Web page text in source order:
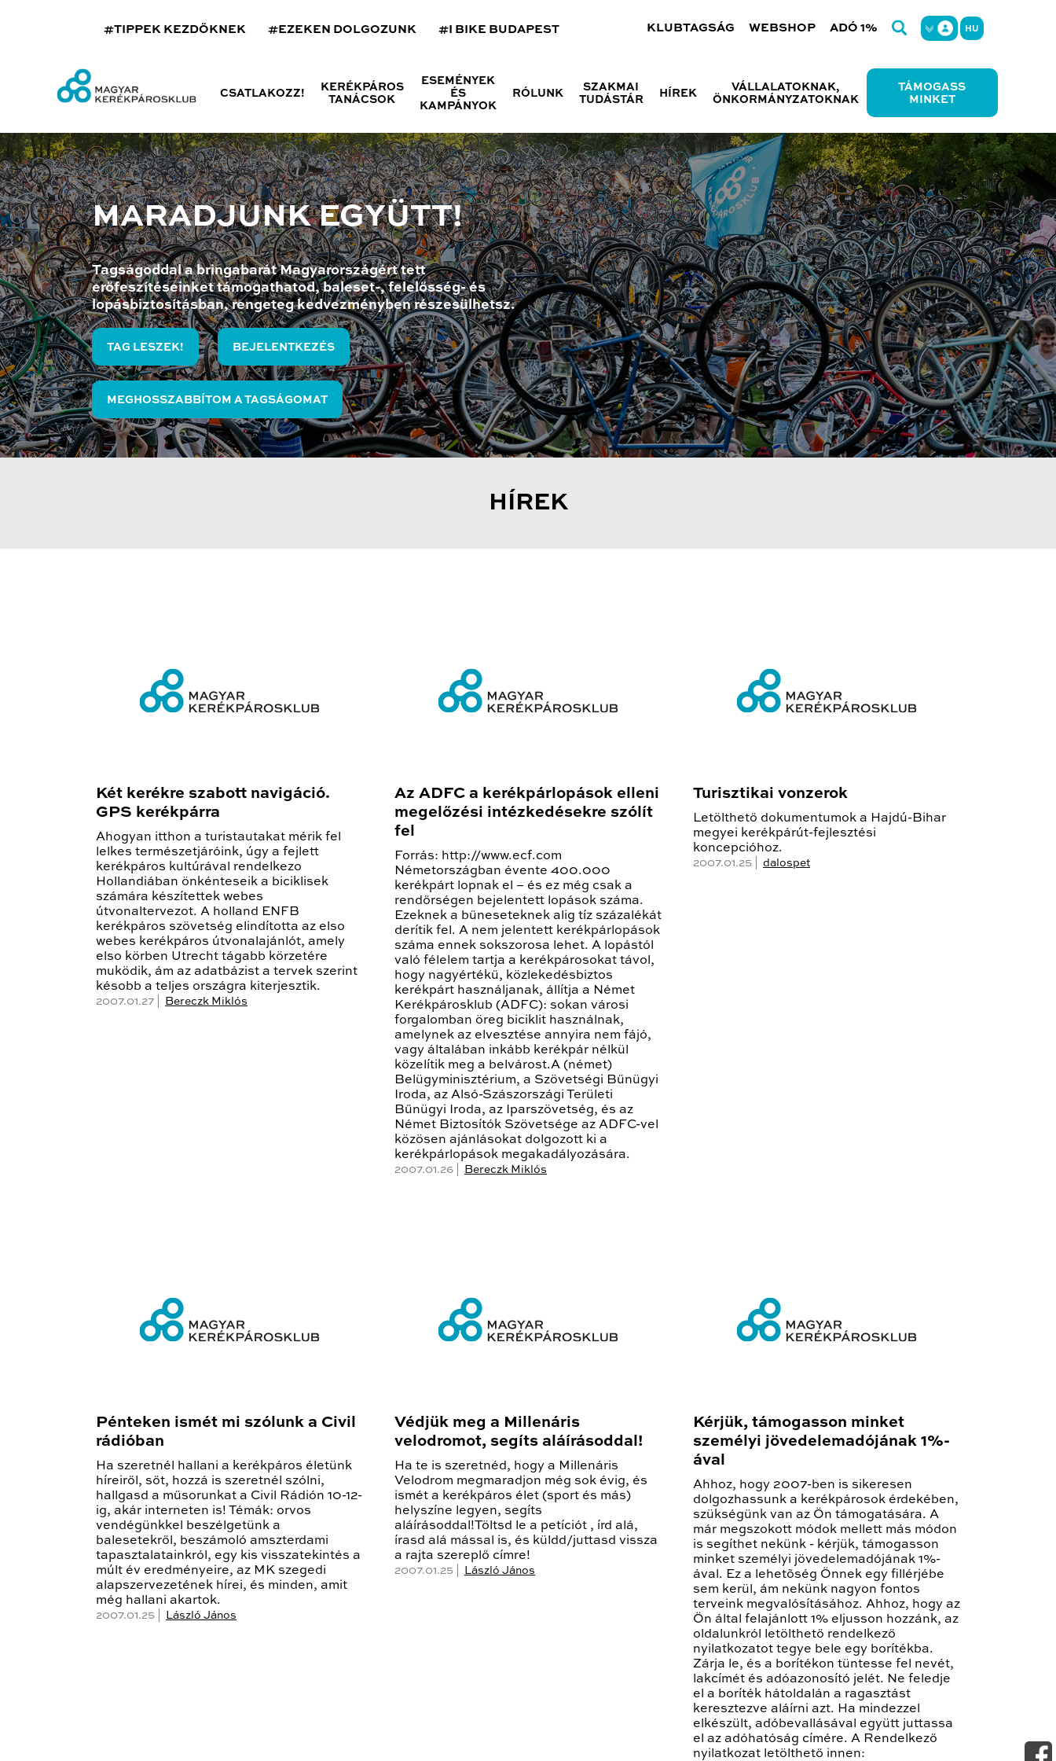
#TIPPEK KEZDŐKNEK #EZEKEN DOLGOZUNK #I BIKE BUDAPEST KLUBTAGSÁG WEBSHOP ADÓ 1% HU
CSATLAKOZZ!
KERÉKPÁROS
TANÁCSOK
ESEMÉNYEK
ÉS
KAMPÁNYOK
RÓLUNK
SZAKMAI
TUDÁSTÁR
HÍREK
VÁLLALATOKNAK,
ÖNKORMÁNYZATOKNAK
TÁMOGASS
MINKET
MARADJUNK EGYÜTT!
Tagságoddal a bringabarát Magyarországért tett
erőfeszítéseinket támogathatod, baleset-, felelősség- és
lopásbiztosításban, rengeteg kedvezményben részesülhetsz.
TAG LESZEK! BEJELENTKEZÉS
MEGHOSSZABBÍTOM A TAGSÁGOMAT
HÍREK
Két kerékre szabott navigáció.
GPS kerékpárra
Ahogyan itthon a turistautakat mérik fel
lelkes természetjáróink, úgy a fejlett
kerékpáros kultúrával rendelkezo
Hollandiában önkénteseik a biciklisek
számára készítettek webes
útvonaltervezot. A holland ENFB
kerékpáros szövetség elindította az elso
webes kerékpáros útvonalajánlót, amely
elso körben Utrecht tágabb körzetére
muködik, ám az adatbázist a tervek szerint
késobb a teljes országra kiterjesztik.
2007.01.27 | Bereczk Miklós
Az ADFC a kerékpárlopások elleni
megelőzési intézkedésekre szólít
fel
Forrás: http://www.ecf.com
Németországban évente 400.000
kerékpárt lopnak el – és ez még csak a
rendőrségen bejelentett lopások száma.
Ezeknek a bűneseteknek alig tíz százalékát
derítik fel. A nem jelentett kerékpárlopások
száma ennek sokszorosa lehet. A lopástól
való félelem tartja a kerékpárosokat távol,
hogy nagyértékű, közlekedésbiztos
kerékpárt használjanak, állítja a Német
Kerékpárosklub (ADFC): sokan városi
forgalomban öreg biciklit használnak,
amelynek az elvesztése annyira nem fájó,
vagy általában inkább kerékpár nélkül
közelítik meg a belvárost.A (német)
Belügyminisztérium, a Szövetségi Bűnügyi
Iroda, az Alsó-Szászországi Területi
Bűnügyi Iroda, az Iparszövetség, és az
Német Biztosítók Szövetsége az ADFC-vel
közösen ajánlásokat dolgozott ki a
kerékpárlopások megakadályozására.
2007.01.26 | Bereczk Miklós
Turisztikai vonzerok
Letölthető dokumentumok a Hajdú-Bihar
megyei kerékpárút-fejlesztési
koncepcióhoz.
2007.01.25 | dalospet
Pénteken ismét mi szólunk a Civil
rádióban
Ha szeretnél hallani a kerékpáros életünk
híreiről, sőt, hozzá is szeretnél szólni,
hallgasd a műsorunkat a Civil Rádión 10-12-
ig, akár interneten is! Témák: orvos
vendégünkkel beszélgetünk a
balesetekről, beszámoló amszterdami
tapasztalatainkról, egy kis visszatekintés a
múlt év eredményeire, az MK szegedi
alapszervezetének hírei, és minden, amit
még hallani akartok.
2007.01.25 | László János
Védjük meg a Millenáris
velodromot, segíts aláírásoddal!
Ha te is szeretnéd, hogy a Millenáris
Velodrom megmaradjon még sok évig, és
ismét a kerékpáros élet (sport és más)
helyszíne legyen, segíts
aláírásoddal!Töltsd le a petíciót , írd alá,
írasd alá mással is, és küldd/juttasd vissza
a rajta szereplő címre!
2007.01.25 | László János
Kérjük, támogasson minket
személyi jövedelemadójának 1%-
ával
Ahhoz, hogy 2007-ben is sikeresen
dolgozhassunk a kerékpárosok érdekében,
szükségünk van az Ön támogatására. A
már megszokott módok mellett más módon
is segíthet nekünk - kérjük, támogasson
minket személyi jövedelemadójának 1%-
ával. Ez a lehetõség Önnek egy fillérjébe
sem kerül, ám nekünk nagyon fontos
terveink megvalósításához. Ahhoz, hogy az
Ön által felajánlott 1% eljusson hozzánk, az
oldalunkról letölthető rendelkező
nyilatkozatot tegye bele egy borítékba.
Zárja le, és a borítékon tüntesse fel nevét,
lakcímét és adóazonosító jelét. Ne feledje
el a boríték hátoldalán a ragasztást
keresztezve aláírni azt. Ha mindezzel
elkészült, adóbevallásával együtt juttassa
el az adóhatóság címére. A Rendelkező
nyilatkozat letölthető innen: